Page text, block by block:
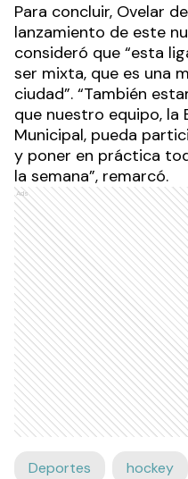
Para concluir, Ovelar
lanzamiento de este
consideró que “esta
ser mixta, que es una
ciudad”. “También
que nuestro equipo, la
Municipal, pueda
y poner en práctica
la semana”, remarcó.
Ads
Deportes hockey